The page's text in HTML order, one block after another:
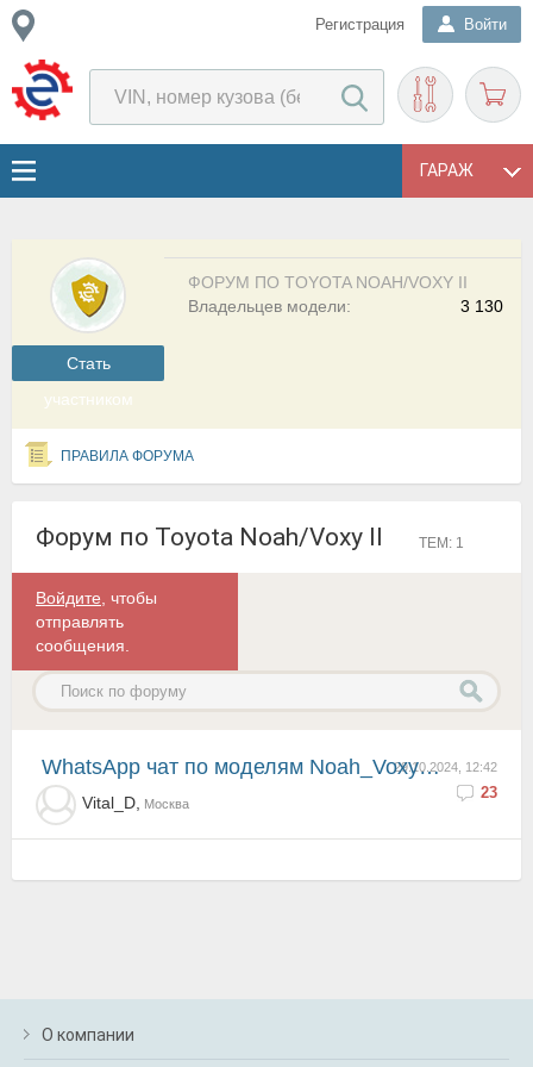
Регистрация Войти
ГАРАЖ
Cтать
участником
ФОРУМ ПО TOYOTA NOAH/VOXY II
3 130
Владельцев модели:
ПРАВИЛА ФОРУМА
Форум по Toyota Noah/Voxy II ТЕМ: 1
Войдите , чтобы
отправлять
сообщения.
29.10.2024, 12:42
23
WhatsApp чат по моделям Noah_Voxy_Esquire
Vital_D, Москва
О компании